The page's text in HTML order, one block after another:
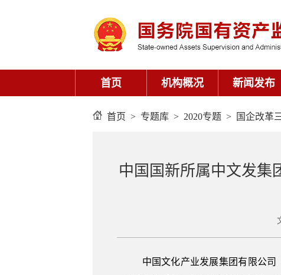
首页 > 专题库 > 2020专题 > 国企改革
中国国新所属中文发集
中国文化产业发展集团有限公司